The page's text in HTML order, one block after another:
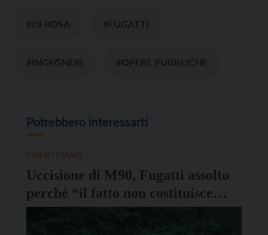
#DI ROSA #FUGATTI
#INGEGNERI #OPERE PUBBLICHE
Potrebbero interessarti
Uccisione di M90, Fugatti assolto
perché “il fatto non costituisce
reato”